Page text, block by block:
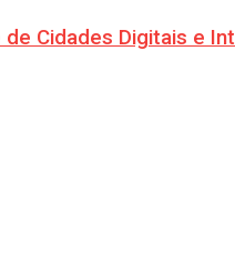
Cidades Digitais e